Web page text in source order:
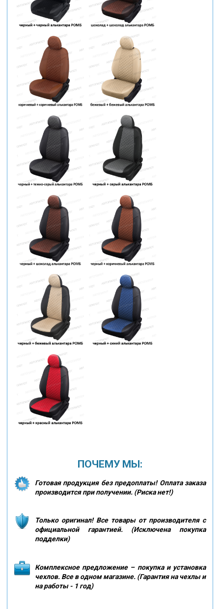
ПОЧЕМУ МЫ:
Готовая продукция без предоплаты! Оплата заказа
производится при получении. (Риска нет!)
Только оригинал! Все товары от производителя с
официальной гарантией. (Исключена покупка
подделки)
Комплексное предложение – покупка и установка
чехлов. Все в одном магазине. (Гарантия на чехлы и
на работы - 1 год)